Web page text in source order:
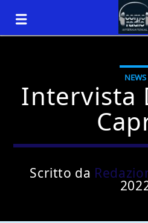
NEWS
Intervista
Scritto da